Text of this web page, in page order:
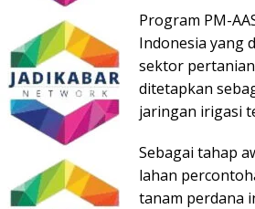
Program PM-
Indonesia yang
sektor
ditetapkan
jaringan irigasi
Sebagai tahap
lahan
tanam perdana